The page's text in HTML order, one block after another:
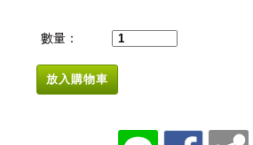
數量：
放入購物車